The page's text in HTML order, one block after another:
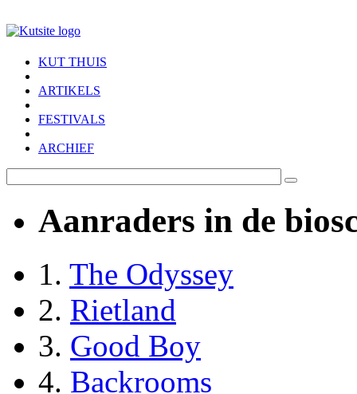
KUT THUIS
ARTIKELS
FESTIVALS
ARCHIEF
Aanraders in de
1. The Odyssey
2. Rietland
3. Good Boy
4. Backrooms